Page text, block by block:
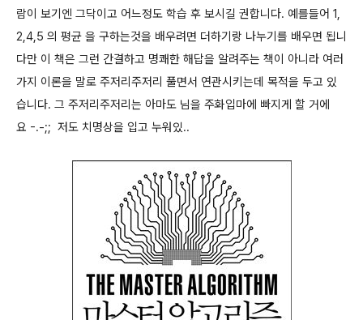
람이 보기엔 그닥이고 어느정도 학습 후 보시길 권합니다. 예를들어 1,
2,4,5 의 평균 을 구하는것을 배우려면 더하기랑 나누기를 배우면 됩니
다만 이 책은 그런 간결하고 명쾌한 해답을 알려주는 책이 아니라 여러
가지 이론을 말로 주저리주저리 풀면서 연관시키는데 목적을 두고 있
습니다. 그 주저리주저리는 아마도 님을 주화입마에 빠지게 할 거에
요 -.-;; 저도 치명상을 입고 누워있..